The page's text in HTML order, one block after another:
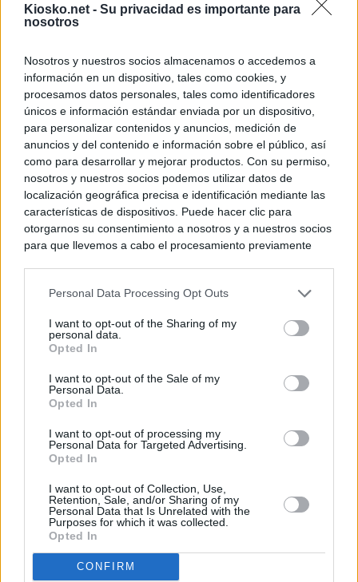
Kiosko.net - Su privacidad es importante para
nosotros
Nosotros y nuestros socios almacenamos o accedemos a
información en un dispositivo, tales como cookies, y
procesamos datos personales, tales como identificadores
únicos e información estándar enviada por un dispositivo,
para personalizar contenidos y anuncios, medición de
anuncios y del contenido e información sobre el público, así
como para desarrollar y mejorar productos. Con su permiso,
nosotros y nuestros socios podemos utilizar datos de
localización geográfica precisa e identificación mediante las
características de dispositivos. Puede hacer clic para
otorgarnos su consentimiento a nosotros y a nuestros socios
para que llevemos a cabo el procesamiento previamente
negar su consentimiento. Tenga en cuenta que algún
de su consentimiento, pero usted tiene el derecho de
rechazar tal procesamiento. Sus preferencias se aplicarán
cualquier momento entrando de nuevo en este sitio web o
visitando nuestra política de privacidad.
Personal Data Processing Opt Outs
I want to opt-out of the Sharing of my
personal data.
Opted In
I want to opt-out of the Sale of my
Personal Data.
Opted In
I want to opt-out of processing my
Personal Data for Targeted Advertising.
Opted In
I want to opt-out of Collection, Use,
Retention, Sale, and/or Sharing of my
Personal Data that Is Unrelated with the
Purposes for which it was collected.
Opted In
CONFIRM